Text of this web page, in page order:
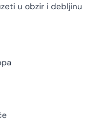
u obzir i debljinu